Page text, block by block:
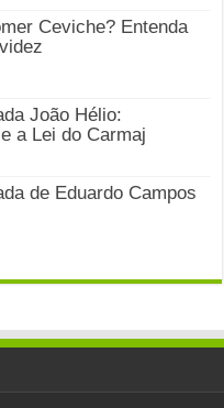
Ceviche? Entenda
João Hélio:
a Lei do Carmaj
de Eduardo Campos